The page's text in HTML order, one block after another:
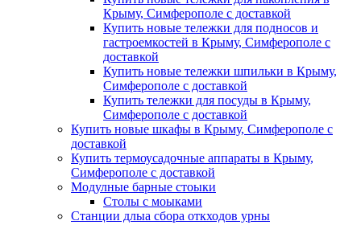
Крыму, Симферополе с доставкой
Купить новые тележки для подносов и
гастроемкостей в Крыму, Симферополе с
доставкой
Купить новые тележки шпильки в Крыму,
Симферополе с доставкой
Купить тележки для посуды в Крыму,
Симферополе с доставкой
Купить новые шкафы в Крыму, Симферополе с
доставкой
Купить термоусадочные аппараты в Крыму,
Симферополе с доставкой
Модулные барные стоыки
Столы с моыками
Станции длыа сбора откходов урны